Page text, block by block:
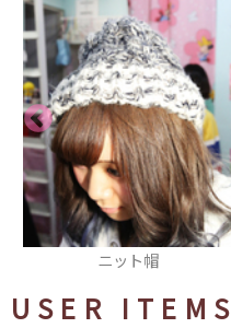
厚底シューズ
USER ITEMS